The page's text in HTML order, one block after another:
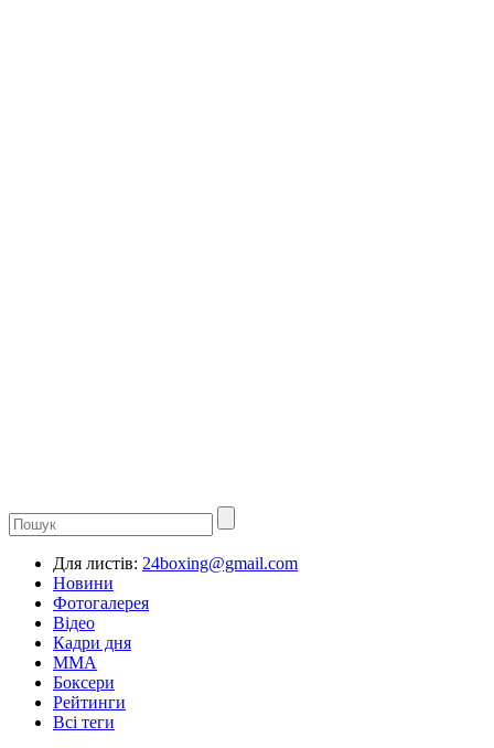
Для листів: 24boxing@gmail.com
Новини
Фотогалерея
Відео
Кадри дня
ММА
Боксери
Рейтинги
Всі теги